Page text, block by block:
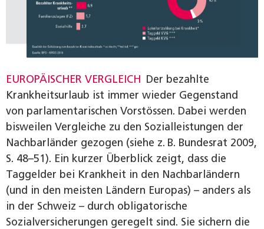
EUROPÄISCHER VERGLEICH Der bezahlte
Krankheitsurlaub ist immer wieder Gegenstand
von parlamentarischen Vorstössen. Dabei werden
bisweilen Vergleiche zu den Sozialleistungen der
Nachbarländer gezogen (siehe z. B. Bundesrat 2009,
S. 48–51). Ein kurzer Überblick zeigt, dass die
Taggelder bei Krankheit in den Nachbarländern
(und in den meisten Ländern Europas) – anders als
in der Schweiz – durch obligatorische
Sozialversicherungen geregelt sind. Sie sichern die